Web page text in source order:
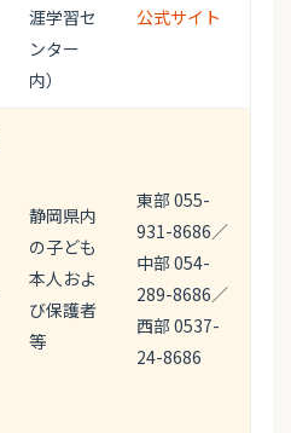
涯学習セ
ンター
内）
公式サイト
静岡県内
の子ども
本人およ
び保護者
等
東部 055-
931-8686／
中部 054-
289-8686／
西部 0537-
24-8686